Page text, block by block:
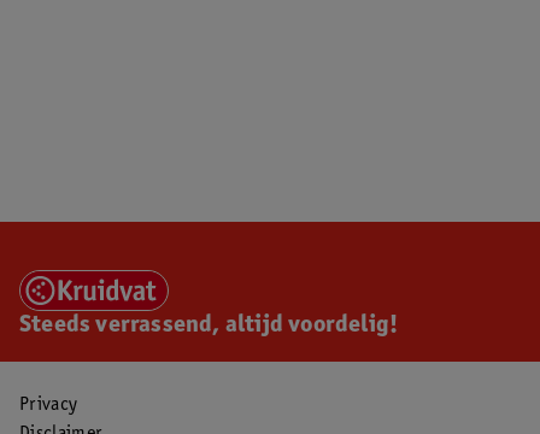
Steeds verrassend, altijd voordelig!
Privacy